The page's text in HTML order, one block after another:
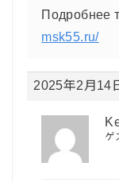
Подробнее
msk55.ru/
2025年2月14
ゲ